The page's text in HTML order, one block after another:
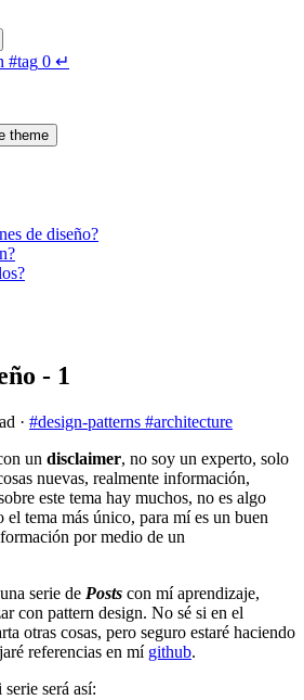
#tag 0 ↵
theme
de diseño?
- 1
· #design-patterns #architecture
un disclaimer, no soy un experto, solo
nuevas, realmente información,
este tema hay muchos, no es algo
el tema más único, para mí es un buen
por medio de un
serie de Posts con mí aprendizaje,
con pattern design. No sé si en el
otras cosas, pero seguro estaré haciendo
referencias en mí github.
será así: